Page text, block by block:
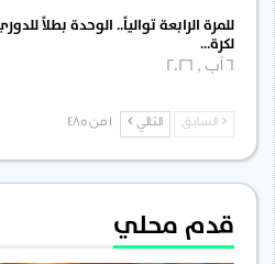
للمرة الرابعة توالياً.. الوحدة بطلاً
لكرة…
السابق التالي
قدم محلي